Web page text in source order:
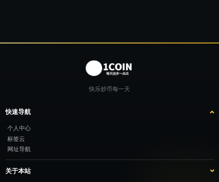
快乐炒币每一天
快速导航
个人中心
标签云
网址导航
关于本站